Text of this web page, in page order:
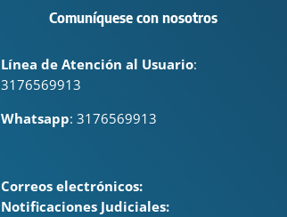
Comuníquese con nosotros
Línea de Atención al Usuario:
3176569913
Whatsapp: 3176569913
Correos electrónicos:
Notificaciones Judiciales: